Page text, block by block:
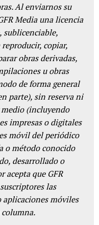
Al enviarnos su
Media una licencia
sublicenciable,
copiar,
obras derivadas,
u obras
de forma general
parte), sin reserva ni
(incluyendo
impresas o digitales
móvil del periódico
o método conocido
desarrollado o
acepta que GFR
las
móviles
columna.